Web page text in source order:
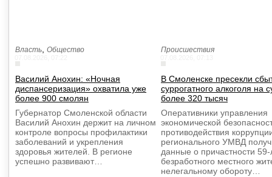
Власть Общество
Василий Анохин: «Ночная
диспансеризация» охватила уже
более 900 смолян
Губернатор Смоленской области
Василий Анохин держит на личном
контроле вопросы профилактики
заболеваний и укрепления
здоровья жителей. В регионе
успешно развивают…
Происшествия
В Смоленске пресекли
суррогатного алкоголя на
более 320 тысяч
Оперативники управления
экономической
противодействия
регионального УМВД
данные о причастности 59-
безработного местного
нелегальному обороту…